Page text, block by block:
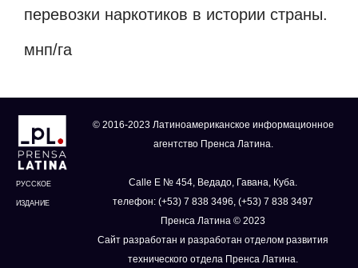
перевозки наркотиков в истории страны.
мнп/га
РУССКОЕ
ИЗДАНИЕ
© 2016-2023 Латиноамериканское информационное
агентство Пренса Латина.
Calle E № 454, Ведадо, Гавана, Куба.
телефон: (+53) 7 838 3496, (+53) 7 838 3497
Пренса Латина © 2023
Сайт разработан и разработан отделом развития
технического отдела Пренса Латина.